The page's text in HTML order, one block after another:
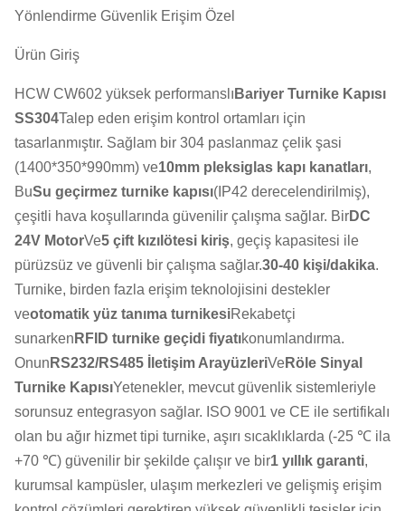
Yönlendirme Güvenlik Erişim Özel
Ürün Giriş
HCW CW602 yüksek performanslı Bariyer Turnike Kapısı
SS304Talep eden erişim kontrol ortamları için
tasarlanmıştır. Sağlam bir 304 paslanmaz çelik şasi
(1400*350*990mm) ve10mm pleksiglas kapı kanatları,
BuSu geçirmez turnike kapısı(IP42 derecelendirilmiş),
çeşitli hava koşullarında güvenilir çalışma sağlar. BirDC
24V MotorVe5 çift kızılötesi kiriş, geçiş kapasitesi ile
pürüzsüz ve güvenli bir çalışma sağlar.30-40 kişi/dakika.
Turnike, birden fazla erişim teknolojisini destekler
veotomatik yüz tanıma turnikesiRekabetçi
sunarken RFID turnike geçidi fiyatıkonumlandırma.
Onun RS232/RS485 İletişim ArayüzleriVeRöle Sinyal
Turnike KapısıYetenekler, mevcut güvenlik sistemleriyle
sorunsuz entegrasyon sağlar. ISO 9001 ve CE ile sertifikalı
olan bu ağır hizmet tipi turnike, aşırı sıcaklıklarda (-25 ℃ ila
+70 ℃) güvenilir bir şekilde çalışır ve bir1 yıllık garanti,
kurumsal kampüsler, ulaşım merkezleri ve gelişmiş erişim